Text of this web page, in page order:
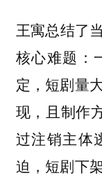
王寓总结了
核心难题：
定，短剧量
现，且制作
过注销主体
迫，短剧下